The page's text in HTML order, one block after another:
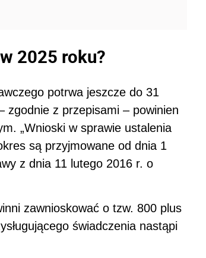
2025 roku?
potrwa jeszcze do 31
zgodnie z przepisami – powinien
„Wnioski w sprawie ustalenia
są przyjmowane od dnia 1
z dnia 11 lutego 2016 r. o
zawnioskować o tzw. 800 plus
świadczenia nastąpi